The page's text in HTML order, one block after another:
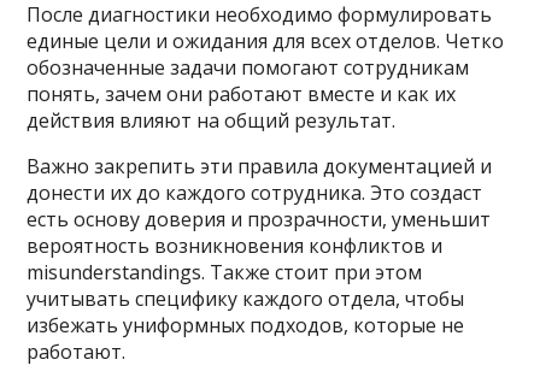
После диагностики необходимо формулировать
единые цели и ожидания для всех отделов. Четко
обозначенные задачи помогают сотрудникам
понять, зачем они работают вместе и как их
действия влияют на общий результат.
Важно закрепить эти правила документацией и
донести их до каждого сотрудника. Это создаст
есть основу доверия и прозрачности, уменьшит
вероятность возникновения конфликтов и
misunderstandings. Также стоит при этом
учитывать специфику каждого отдела, чтобы
избежать униформных подходов, которые не
работают.